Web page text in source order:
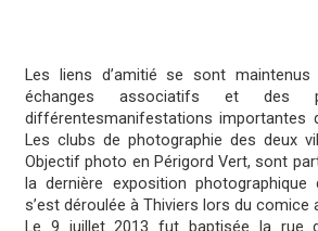
Les liens d’amitié se sont
échanges associatifs et des
différentesmanifestations importantes
Les clubs de photographie des deux
Objectif photo en Périgord Vert, sont
la dernière exposition photographique
s’est déroulée à Thiviers lors du comice